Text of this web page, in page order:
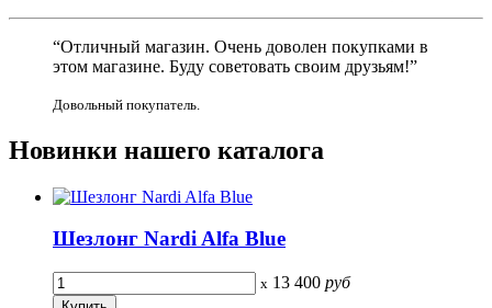
“Отличный магазин. Очень доволен покупками в
этом магазине. Буду советовать своим друзьям!”
Довольный покупатель.
Новинки нашего каталога
Шезлонг Nardi Alfa Blue
x 13 400 руб